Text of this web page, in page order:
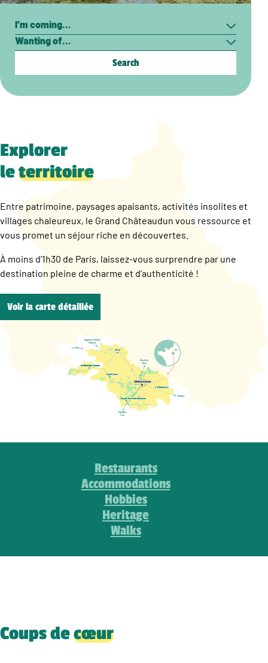
Search
Explorer
leterritoire
Entre patrimoine, paysages apaisants, activités insolites et
villages chaleureux, le Grand Châteaudun vous ressource et
vous promet un séjour riche en découvertes.
À moins d’1h30 de Paris, laissez-vous surprendre par une
destination pleine de charme et d’authenticité !
Voir la carte détaillée
Restaurants
Accommodations
Hobbies
Heritage
Walks
Coups decœur